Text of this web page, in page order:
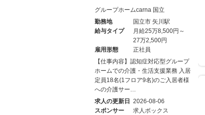
グループホームcarna 国立
勤務地
国立市 矢川駅
給与タイプ
月給25万8,500円～
27万2,500円
雇用形態
正社員
【仕事内容】認知症対応型グループ
ホームでの介護・生活支援業務 入居
定員18名(1フロア9名)のご入居者様
への介護サー…
求人の更新日 2026-08-06
スポンサー
求人ボックス